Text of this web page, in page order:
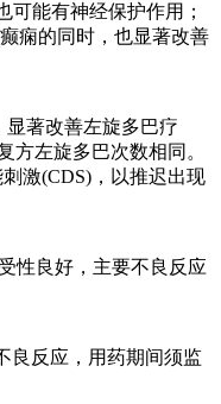
能有神经保护作用；
痫的同时，也显著改善
著改善左旋多巴疗
左旋多巴次数相同。
激(CDS)，以推迟出现
性良好，主要不良反应
良反应，用药期间须监